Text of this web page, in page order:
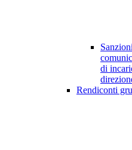
di
Rendiconti